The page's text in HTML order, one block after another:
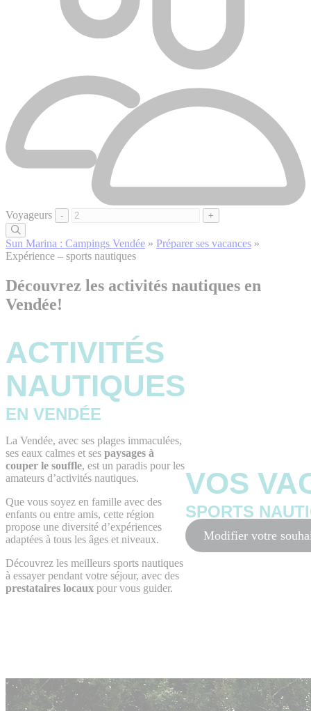
Voyageurs - +
Sun Marina : Campings Vendée » Préparer ses vacances »
Expérience – sports nautiques
Découvrez les activités nautiques en
Vendée!
ACTIVITÉS
NAUTIQUES
EN VENDÉE
La Vendée, avec ses plages immaculées,
ses eaux calmes et ses paysages à
couper le souffle, est un paradis pour les
amateurs d’activités nautiques.
Que vous soyez en famille avec des
enfants ou entre amis, cette région
propose une diversité d’expériences
adaptées à tous les âges et niveaux.
Découvrez les meilleurs sports nautiques
à essayer pendant votre séjour, avec des
prestataires locaux pour vous guider.
VOS
SPORTS
Modifier votre